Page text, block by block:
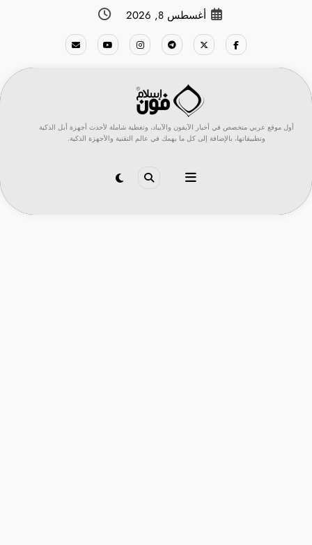
أغسطس 8, 2026
أول موقع عربي متخصص في أخبار الآيفون والآيباد، وتغطية شاملة لأحدث أجهزة أبل الذكية
وتطبيقاتها، بالإضافة إلى كل ما يهمك في عالم التقنية والأجهزة الذكية.